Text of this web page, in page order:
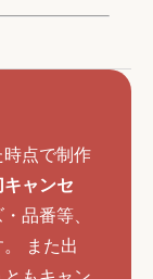
点で制作
キャンセ
品番等、
また出